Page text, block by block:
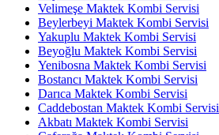
Velimeşe Maktek Kombi Servisi
Beylerbeyi Maktek Kombi Servisi
Yakuplu Maktek Kombi Servisi
Beyoğlu Maktek Kombi Servisi
Yenibosna Maktek Kombi Servisi
Bostancı Maktek Kombi Servisi
Darıca Maktek Kombi Servisi
Caddebostan Maktek Kombi Servisi
Akbatı Maktek Kombi Servisi